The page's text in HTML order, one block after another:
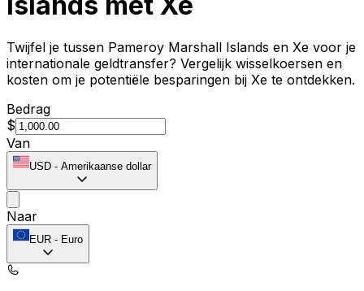
Twijfel je tussen Pameroy Marshall Islands en Xe voor je
internationale geldtransfer? Vergelijk wisselkoersen en
kosten om je potentiële besparingen bij Xe te ontdekken.
Bedrag
$
Van
USD - Amerikaanse dollar
Naar
EUR - Euro